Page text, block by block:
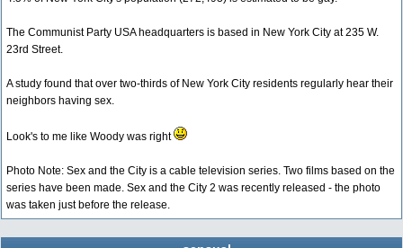
The Communist Party USA headquarters is based in New York City at 235 W.
23rd Street.
A study found that over two-thirds of New York City residents regularly hear their
neighbors having sex.
Look's to me like Woody was right
Photo Note: Sex and the City is a cable television series. Two films based on the
series have been made. Sex and the City 2 was recently released - the photo
was taken just before the release.